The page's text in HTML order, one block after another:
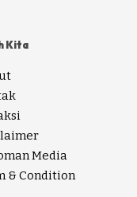
Kita
Media
& Condition